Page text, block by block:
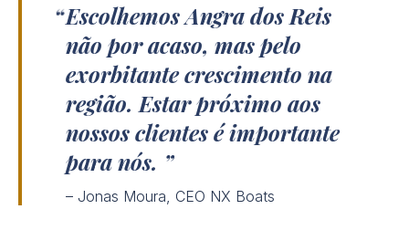
Escolhemos Angra dos Reis
não por acaso, mas pelo
exorbitante crescimento na
região. Estar próximo aos
nossos clientes é importante
para nós.
– Jonas Moura, CEO NX Boats